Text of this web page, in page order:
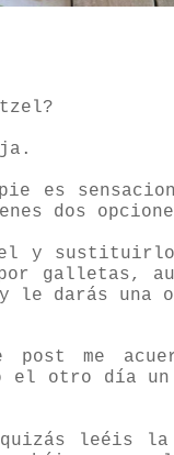
es
dos
y
galletas,
le darás una
me
el otro día
leéis la